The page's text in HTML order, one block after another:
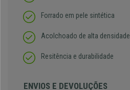
Forrado em pele sintética
Acolchoado de alta densidade
Resitência e durabilidade
ENVIOS E DEVOLUÇÕES